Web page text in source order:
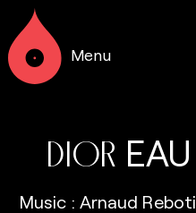
Menu
DIOR EAU
Music : Arnaud